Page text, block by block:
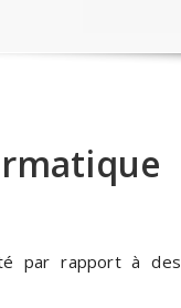
par rapport à des